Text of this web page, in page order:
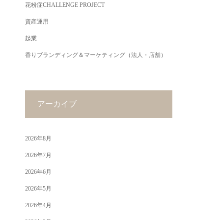
花粉症CHALLENGE PROJECT
資産運用
起業
香りブランディング＆マーケティング（法人・店舗）
アーカイブ
2026年8月
2026年7月
2026年6月
2026年5月
2026年4月